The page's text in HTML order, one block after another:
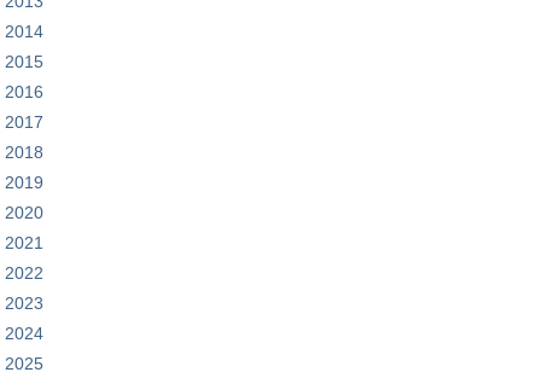
2014
2015
2016
2017
2018
2019
2020
2021
2022
2023
2024
2025